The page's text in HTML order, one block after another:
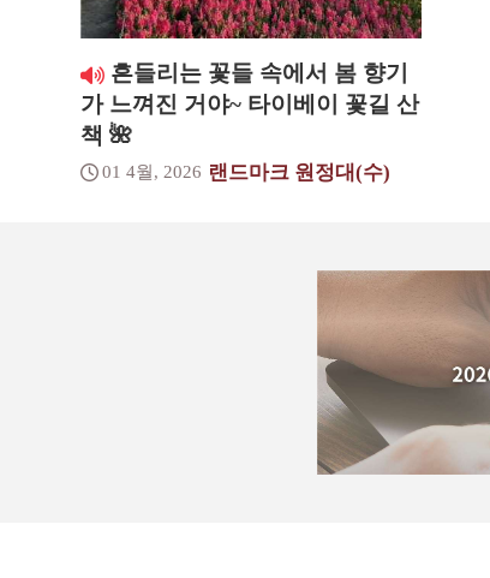
흔들리는 꽃들 속에서 봄 향기
가 느껴진 거야~ 타이베이 꽃길 산
책 🌺
01 4월, 2026 랜드마크 원정대(수)